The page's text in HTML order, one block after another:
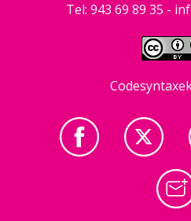
Tel: 943 69 89 35 -